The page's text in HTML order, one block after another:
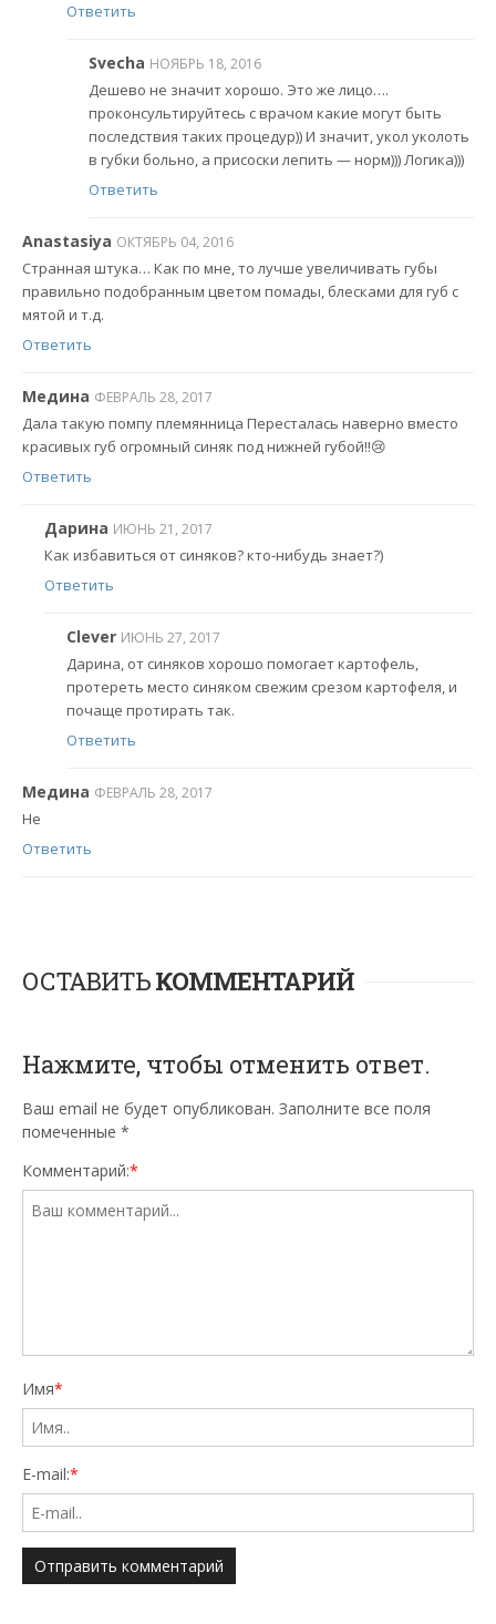
Ответить
Svecha НОЯБРЬ 18, 2016
Дешево не значит хорошо. Это же лицо….
проконсультируйтесь с врачом какие могут быть
последствия таких процедур)) И значит, укол уколоть
в губки больно, а присоски лепить — норм))) Логика)))
Ответить
Anastasiya ОКТЯБРЬ 04, 2016
Странная штука… Как по мне, то лучше увеличивать губы
правильно подобранным цветом помады, блесками для губ с
мятой и т.д.
Ответить
Медина ФЕВРАЛЬ 28, 2017
Дала такую помпу племянница Пересталась наверно вместо
красивых губ огромный синяк под нижней губой!!😢
Ответить
Дарина ИЮНЬ 21, 2017
Как избавиться от синяков? кто-нибудь знает?)
Ответить
Clever ИЮНЬ 27, 2017
Дарина, от синяков хорошо помогает картофель,
протереть место синяком свежим срезом картофеля, и
почаще протирать так.
Ответить
Медина ФЕВРАЛЬ 28, 2017
Не
Ответить
ОСТАВИТЬКОММЕНТАРИЙ
Нажмите, чтобы отменить ответ.
Ваш email не будет опубликован. Заполните все поля
помеченные *
Комментарий:*
Имя*
E-mail:*